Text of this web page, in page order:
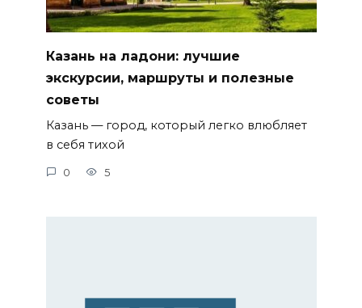
Казань на ладони: лучшие
экскурсии, маршруты и полезные
советы
Казань — город, который легко влюбляет
в себя тихой
0 5